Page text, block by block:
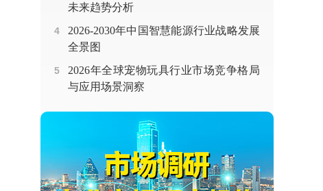
未来趋势分析
4
2026-2030年中国智慧能源行业战略发展
全景图
5
2026年全球宠物玩具行业市场竞争格局
与应用场景洞察